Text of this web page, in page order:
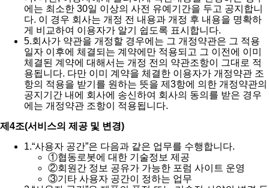
에는 최소한 30일 이상의 사전 유예기간을 두고 공지합니
다. 이 경우 회사는 개정 전 내용과 개정 후 내용을 명확하
게 비교하여 이용자가 알기 쉽도록 표시합니다.
5.회사가 약관을 개정할 경우에는 그 개정약관은 그 적용
일자 이후에 체결되는 계약에만 적용되고 그 이전에 이미
체결된 계약에 대해서는 개정 전의 약관조항이 그대로 적
용됩니다. 다만 이미 계약을 체결한 이용자가 개정약관 조
항의 적용을 받기를 원하는 뜻을 제3항에 의한 개정약관의
공지기간 내에 회사에 송신하여 회사의 동의를 받은 경우
에는 개정약관 조항이 적용됩니다.
제4조(서비스의 제공 및 변경)
1.“사용자 공간”은 다음과 같은 업무를 수행합니다.
①협동로봇에 대한 기술정보 제공
②회원간 정보 공유가 가능한 포럼 사이트 운영
③기타 사용자 공간이 정하는 업무